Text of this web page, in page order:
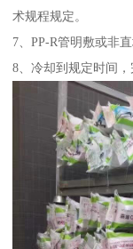
术规程规定。
7、PP-R管明敷或非
8、冷却到规定时间，